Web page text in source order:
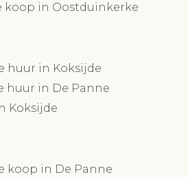
koop in Oostduinkerke
huur in Koksijde
huur in De Panne
Koksijde
koop in De Panne